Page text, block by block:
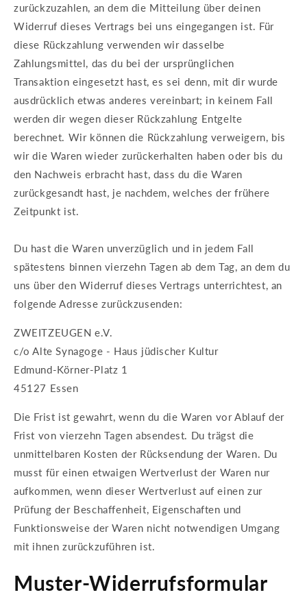
zurückzuzahlen, an dem die Mitteilung über deinen
Widerruf dieses Vertrags bei uns eingegangen ist. Für
diese Rückzahlung verwenden wir dasselbe
Zahlungsmittel, das du bei der ursprünglichen
Transaktion eingesetzt hast, es sei denn, mit dir wurde
ausdrücklich etwas anderes vereinbart; in keinem Fall
werden dir wegen dieser Rückzahlung Entgelte
berechnet. Wir können die Rückzahlung verweigern, bis
wir die Waren wieder zurückerhalten haben oder bis du
den Nachweis erbracht hast, dass du die Waren
zurückgesandt hast, je nachdem, welches der frühere
Zeitpunkt ist.
Du hast die Waren unverzüglich und in jedem Fall
spätestens binnen vierzehn Tagen ab dem Tag, an dem du
uns über den Widerruf dieses Vertrags unterrichtest, an
folgende Adresse zurückzusenden:
ZWEITZEUGEN e.V.
c/o Alte Synagoge - Haus jüdischer Kultur
Edmund-Körner-Platz 1
45127 Essen
Die Frist ist gewahrt, wenn du die Waren vor Ablauf der
Frist von vierzehn Tagen absendest. Du trägst die
unmittelbaren Kosten der Rücksendung der Waren. Du
musst für einen etwaigen Wertverlust der Waren nur
aufkommen, wenn dieser Wertverlust auf einen zur
Prüfung der Beschaffenheit, Eigenschaften und
Funktionsweise der Waren nicht notwendigen Umgang
mit ihnen zurückzuführen ist.
Muster-Widerrufsformular